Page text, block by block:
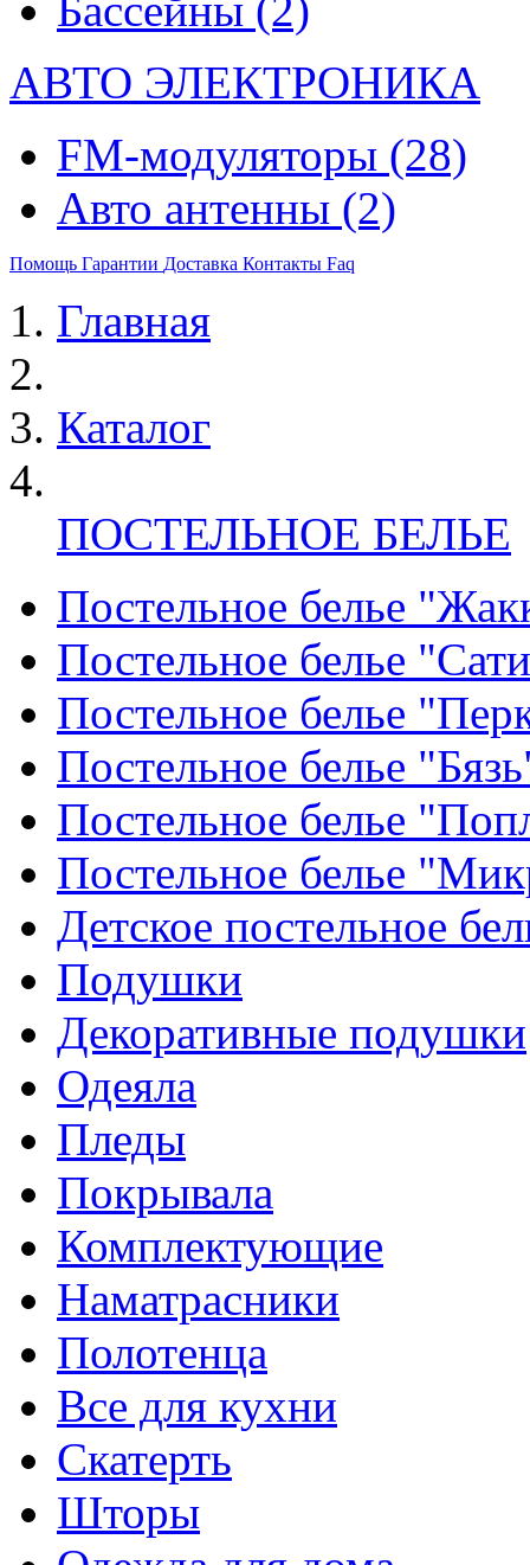
АВТО ЭЛЕКТРОНИКА
FM-модуляторы (28)
Авто антенны (2)
Помощь Гарантии Доставка Контакты Faq
Главная
Каталог
ПОСТЕЛЬНОЕ БЕЛЬЕ
Постельное белье
Постельное белье
Постельное белье
Постельное белье
Постельное белье
Постельное белье
Детское постельное
Подушки
Декоративные подушки
Одеяла
Пледы
Покрывала
Комплектующие
Наматрасники
Полотенца
Все для кухни
Скатерть
Шторы